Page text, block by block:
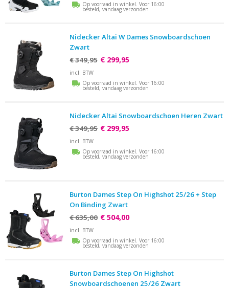
Op voorraad in winkel. Voor 16:00
besteld, vandaag verzonden
Nidecker Altai W Dames Snowboardschoen
Zwart
€ 349,95 € 299,95
incl. BTW
Op voorraad in winkel. Voor 16:00
besteld, vandaag verzonden
Nidecker Altai Snowboardschoen Heren Zwart
€ 349,95 € 299,95
incl. BTW
Op voorraad in winkel. Voor 16:00
besteld, vandaag verzonden
Burton Dames Step On Highshot 25/26 + Step
On Binding Zwart
€ 635,00 € 504,00
incl. BTW
Op voorraad in winkel. Voor 16:00
besteld, vandaag verzonden
Burton Dames Step On Highshot
Snowboardschoenen 25/26 Zwart